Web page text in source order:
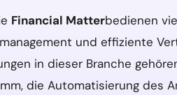
Financial Matterbedienen
und effiziente
in dieser Branche
die Automatisierung des